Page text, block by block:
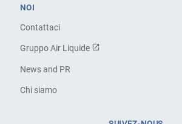
NOI
Contattaci
Gruppo Air Liquide
News and PR
Chi siamo